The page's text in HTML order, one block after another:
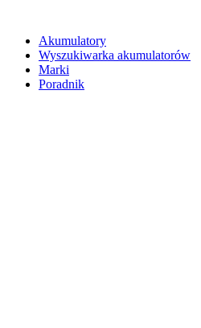
Akumulatory
Wyszukiwarka akumulatorów
Marki
Poradnik